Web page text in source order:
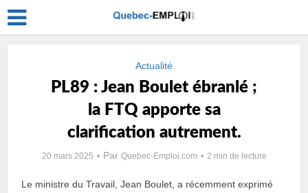
Actualité
PL89 : Jean Boulet ébranlé ;
la FTQ apporte sa
clarification autrement.
20 mars 2025 Par Quebec-Emploi.com 2 min de lecture
Le ministre du Travail, Jean Boulet, a récemment exprimé